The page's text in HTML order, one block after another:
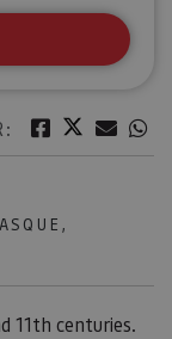
Facebook
Twitter
11th centuries.